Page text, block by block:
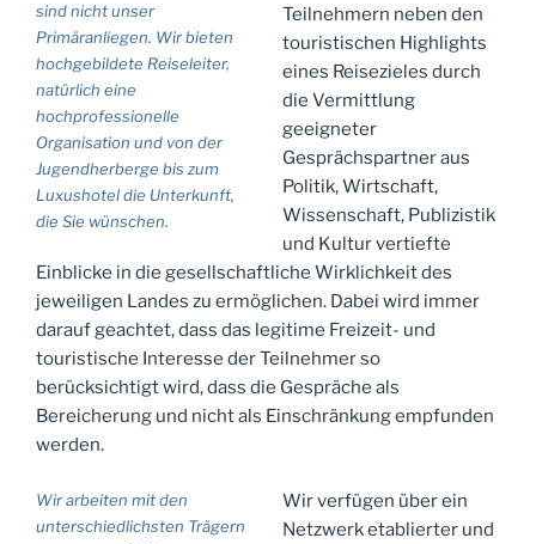
sind nicht unser
Primäranliegen. Wir bieten
hochgebildete Reiseleiter,
natürlich eine
hochprofessionelle
Organisation und von der
Jugendherberge bis zum
Luxushotel die Unterkunft,
die Sie wünschen.
Teilnehmern neben den
touristischen Highlights
eines Reisezieles durch
die Vermittlung
geeigneter
Gesprächspartner aus
Politik, Wirtschaft,
Wissenschaft, Publizistik
und Kultur vertiefte
Einblicke in die gesellschaftliche Wirklichkeit des
jeweiligen Landes zu ermöglichen. Dabei wird immer
darauf geachtet, dass das legitime Freizeit- und
touristische Interesse der Teilnehmer so
berücksichtigt wird, dass die Gespräche als
Bereicherung und nicht als Einschränkung empfunden
werden.
Wir arbeiten mit den
unterschiedlichsten Trägern
Wir verfügen über ein
Netzwerk etablierter und